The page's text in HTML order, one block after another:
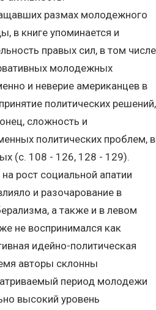
размах молодежного
в книге упоминается и
правых сил, в том числе
молодежных
и неверие американцев в
политических решений,
сложность и
политических проблем, в
(с. 108 - 126, 128 - 129).
рост социальной апатии
и разочарование в
а также и в левом
не воспринимался как
идейно-политическая
авторы склонны
период молодежи
высокий уровень